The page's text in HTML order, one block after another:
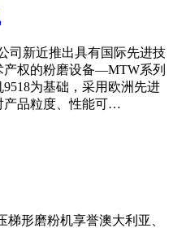
司新近推出具有国际先进技
权的粉磨设备—MTW系列
为基础，采用欧洲先进
产品粒度、性能可…
形磨粉机享誉澳大利亚、